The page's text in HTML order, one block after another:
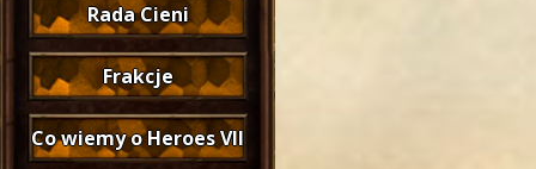
Rada Cieni
Frakcje
Co wiemy o Heroes VII